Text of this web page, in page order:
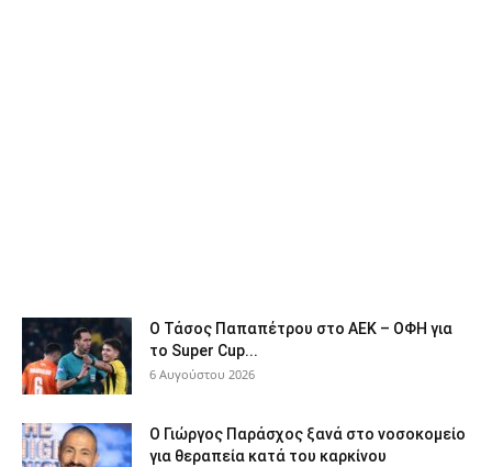
Ο Τάσος Παπαπέτρου στο ΑΕΚ – ΟΦΗ για
το Super Cup...
6 Αυγούστου 2026
O Γιώργος Παράσχος ξανά στο νοσοκομείο
για θεραπεία κατά του καρκίνου